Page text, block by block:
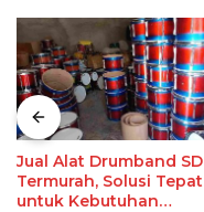
Jual Alat Drumband SD
Termurah, Solusi Tepat
untuk Kebutuhan